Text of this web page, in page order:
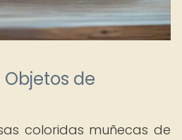
Objetos de
coloridas muñecas de